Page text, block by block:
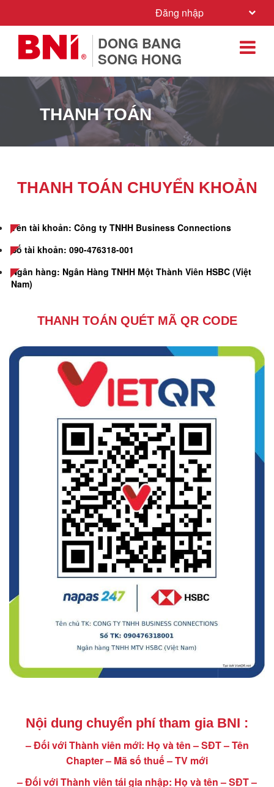
Đăng nhập
DONG BANG
SONG HONG
THANH TOÁN
THANH TOÁN CHUYỂN KHOẢN
Tên tài khoản: Công ty TNHH Business Connections
Số tài khoản: 090-476318-001
Ngân hàng: Ngân Hàng TNHH Một Thành Viên HSBC (Việt
Nam)
THANH TOÁN QUÉT MÃ QR CODE
Nội dung chuyển phí tham gia BNI :
– Đối với Thành viên mới: Họ và tên – SĐT – Tên
Chapter – Mã số thuế – TV mới
– Đối với Thành viên tái gia nhập: Họ và tên – SĐT –